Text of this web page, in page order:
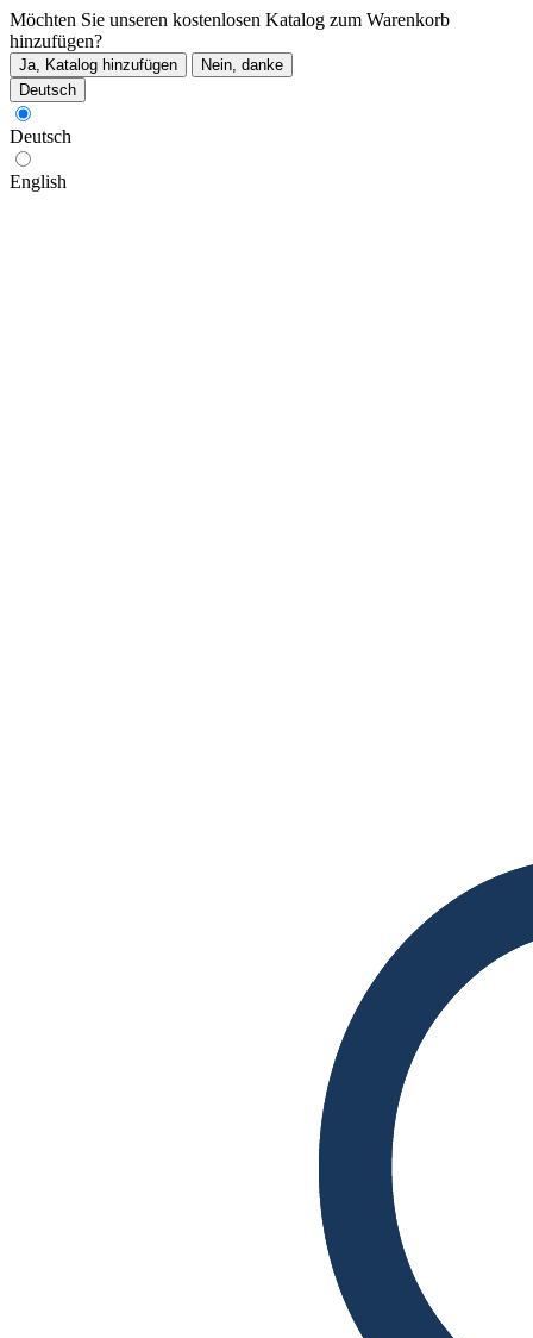
Möchten Sie unseren kostenlosen Katalog zum Warenkorb
hinzufügen?
Ja, Katalog hinzufügen
Nein, danke
Deutsch
Deutsch
English